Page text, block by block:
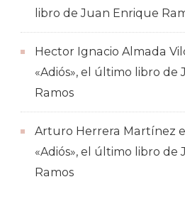
libro de Juan Enrique
Hector Ignacio Almada
«Adiós», el último libro de
Ramos
Arturo Herrera Martínez
«Adiós», el último libro de
Ramos